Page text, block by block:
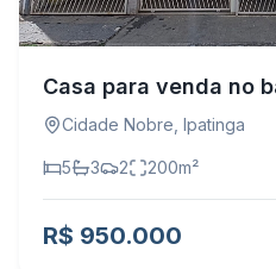
Casa para venda no
Cidade Nobre Ipatinga
5 3 2 200m²
R$ 950.000